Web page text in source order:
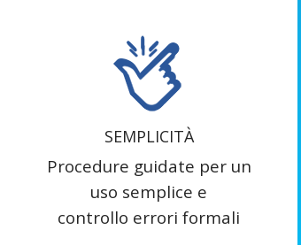
SEMPLICITÀ
Procedure guidate per un
uso semplice e
controllo errori formali